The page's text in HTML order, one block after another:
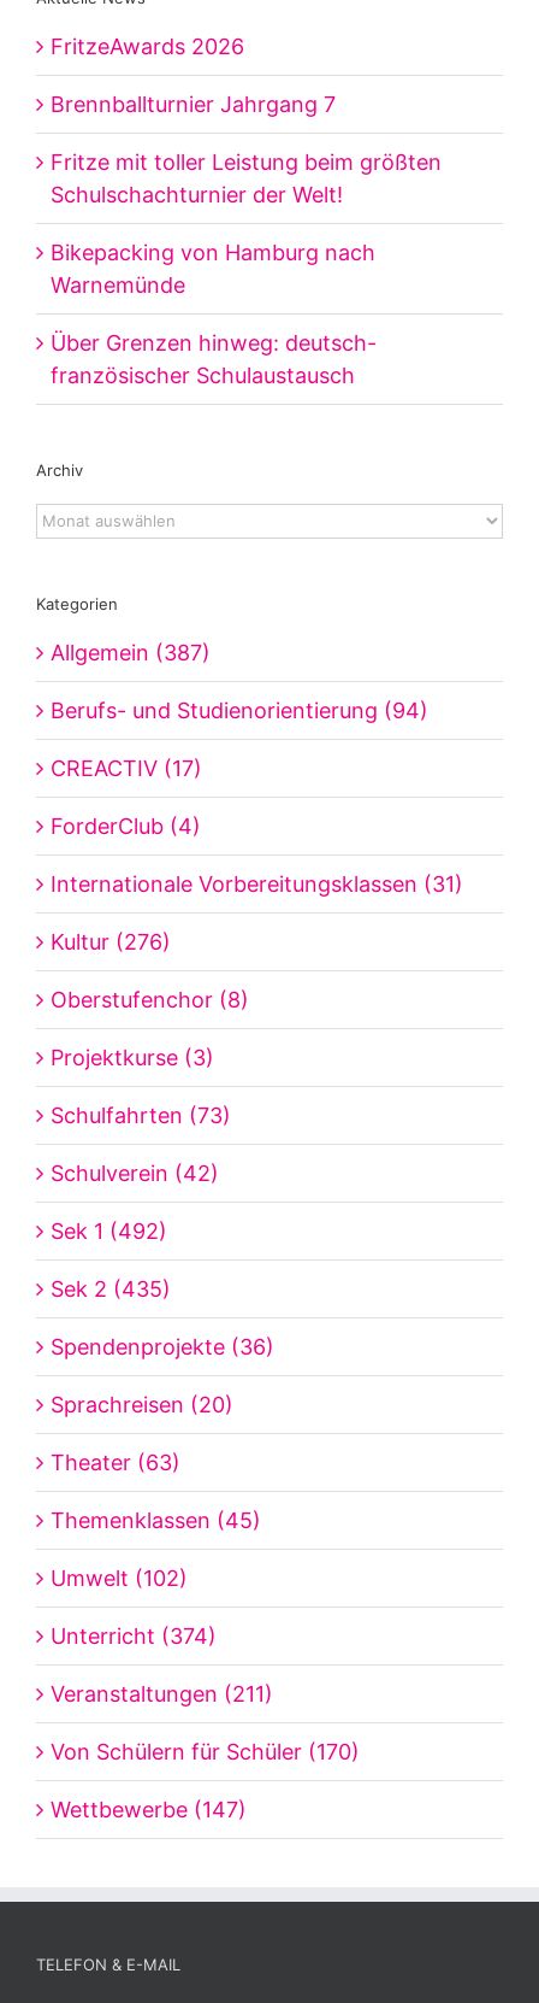
FritzeAwards 2026
Brennballturnier Jahrgang 7
Fritze mit toller Leistung beim größten
Schulschachturnier der Welt!
Bikepacking von Hamburg nach
Warnemünde
Über Grenzen hinweg: deutsch-
französischer Schulaustausch
Archiv
Archiv
Kategorien
Allgemein (387)
Berufs- und Studienorientierung (94)
CREACTIV (17)
ForderClub (4)
Internationale Vorbereitungsklassen (31)
Kultur (276)
Oberstufenchor (8)
Projektkurse (3)
Schulfahrten (73)
Schulverein (42)
Sek 1 (492)
Sek 2 (435)
Spendenprojekte (36)
Sprachreisen (20)
Theater (63)
Themenklassen (45)
Umwelt (102)
Unterricht (374)
Veranstaltungen (211)
Von Schülern für Schüler (170)
Wettbewerbe (147)
TELEFON & E-MAIL